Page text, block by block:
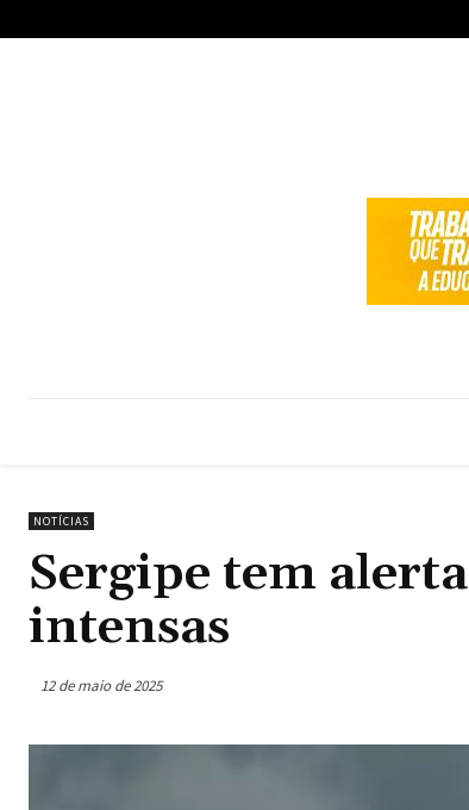
NOTÍCIAS
Sergipe tem
intensas
12 de maio de 2025